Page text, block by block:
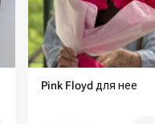
Pink Floyd для нее ️